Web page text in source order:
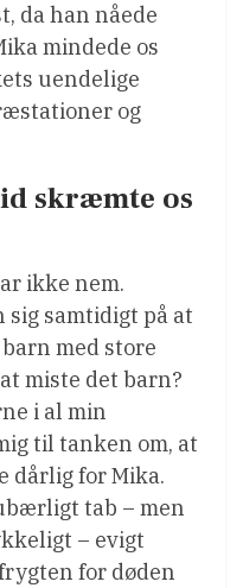
da han nåede
mindede os
uendelige
og
skræmte os
ikke nem.
samtidigt på at
med store
miste det barn?
i al min
til tanken om, at
dårlig for Mika.
tab – men
– evigt
for døden